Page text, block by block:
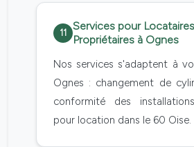
11
Services pour
Propriétaires à Ognes
Nos services s'adaptent à
Ognes : changement de
conformité des
pour location dans le 60 Oise.